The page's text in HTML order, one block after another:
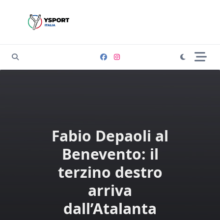
Fabio Depaoli al
Benevento: il
terzino destro
arriva
dall’Atalanta